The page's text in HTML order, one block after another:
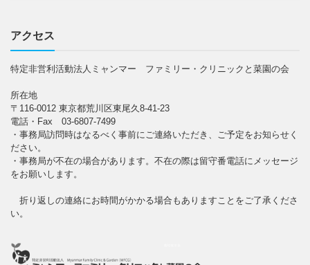
アクセス
特定非営利活動法人ミャンマー ファミリー・クリニックと菜園の会
所在地
〒116-0012 東京都荒川区東尾久8-41-23
電話・Fax 03-6807-7499
・事務局訪問時はなるべく事前にご連絡いただき、ご予定をお知らせく
ださい。
・事務局が不在の場合があります。不在の際は留守番電話にメッセージ
をお願いします。
折り返しの連絡にお時間がかかる場合もありますことをご了承くださ
い。